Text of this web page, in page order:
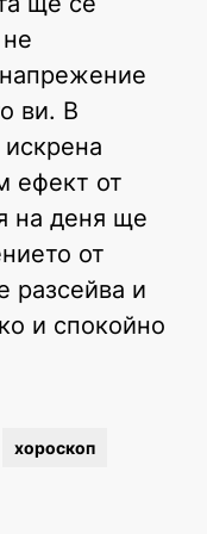
ви. В
ефект от
на деня ще
от
разсейва и
и спокойно
хороскоп